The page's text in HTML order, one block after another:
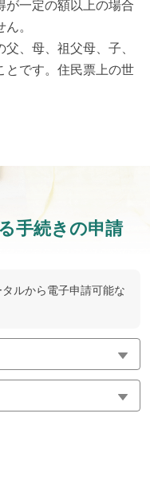
が一定の額以上の場合
。
、母、祖父母、子、
とです。住民票上の世
手続きの申請
ルから電子申請可能な